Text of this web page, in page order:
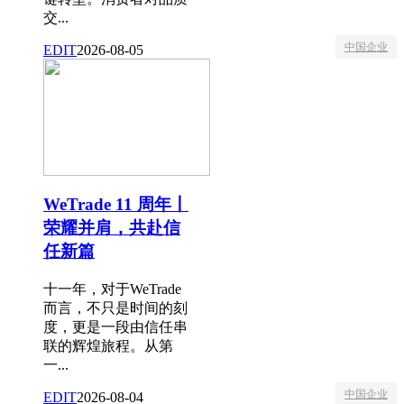
交...
EDIT2026-08-05 中国企业
WeTrade 11 周年丨
荣耀并肩，共赴信
任新篇
十一年，对于WeTrade
而言，不只是时间的刻
度，更是一段由信任串
联的辉煌旅程。从第
一...
EDIT2026-08-04 中国企业